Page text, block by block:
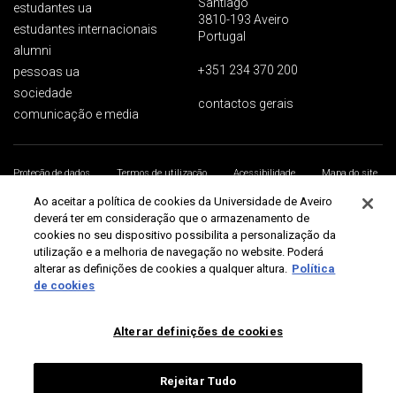
estudantes ua
estudantes internacionais
alumni
pessoas ua
sociedade
comunicação e media
3810-193 Aveiro
Portugal
+351 234 370 200
contactos gerais
Proteção de dados Termos de utilização Acessibilidade
Mapa do site
Universidade de Aveiro 2026
Ao aceitar a política de cookies da Universidade de Aveiro
deverá ter em consideração que o armazenamento de
cookies no seu dispositivo possibilita a personalização da
utilização e a melhoria de navegação no website. Poderá
alterar as definições de cookies a qualquer altura. Política
de cookies
Alterar definições de cookies
Rejeitar Tudo